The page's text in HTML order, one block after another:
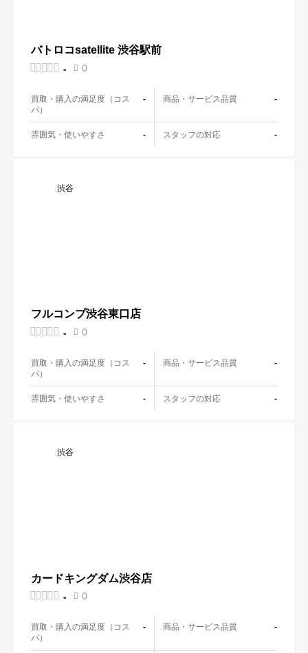
バトロコsatellite 渋谷駅前
   -  0
買取・購入の満足度（コス
パ）
- 商品・サービス品質 -
雰囲気・使いやすさ - スタッフの対応 -
渋谷
フルコンプ渋谷東口店
   -  0
買取・購入の満足度（コス
パ）
- 商品・サービス品質 -
雰囲気・使いやすさ - スタッフの対応 -
渋谷
カードキングダム渋谷店
   -  0
買取・購入の満足度（コス
パ）
- 商品・サービス品質 -